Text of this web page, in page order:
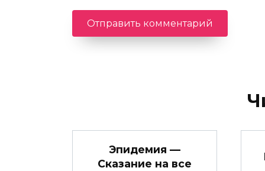
Эпидемия —
Сказание на все